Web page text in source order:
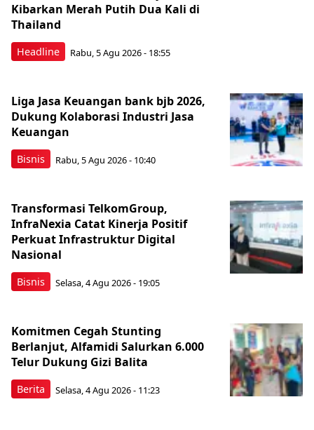
Headline
Kibarkan Merah Putih Dua Kali di
Thailand
Rabu, 5 Agu 2026 - 18:55
Bisnis
Liga Jasa Keuangan bank bjb 2026,
Dukung Kolaborasi Industri Jasa
Keuangan
Rabu, 5 Agu 2026 - 10:40
Bisnis
Transformasi TelkomGroup,
InfraNexia Catat Kinerja Positif
Perkuat Infrastruktur Digital
Nasional
Selasa, 4 Agu 2026 - 19:05
Berita
Komitmen Cegah Stunting
Berlanjut, Alfamidi Salurkan 6.000
Telur Dukung Gizi Balita
Selasa, 4 Agu 2026 - 11:23